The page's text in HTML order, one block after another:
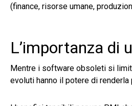
(finance, risorse umane,
L’importanza di
Mentre i software obsoleti si
evoluti hanno il potere di